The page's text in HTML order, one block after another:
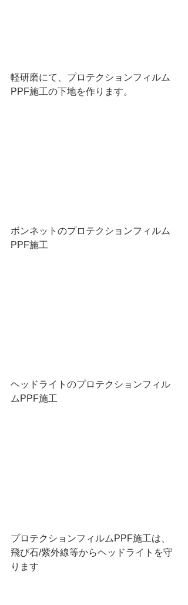
軽研磨にて、プロテクションフィルム
PPF施工の下地を作ります。
ボンネットのプロテクションフィルム
PPF施工
ヘッドライトのプロテクションフィル
ムPPF施工
プロテクションフィルムPPF施工は、
飛び石/紫外線等からヘッドライトを守
ります